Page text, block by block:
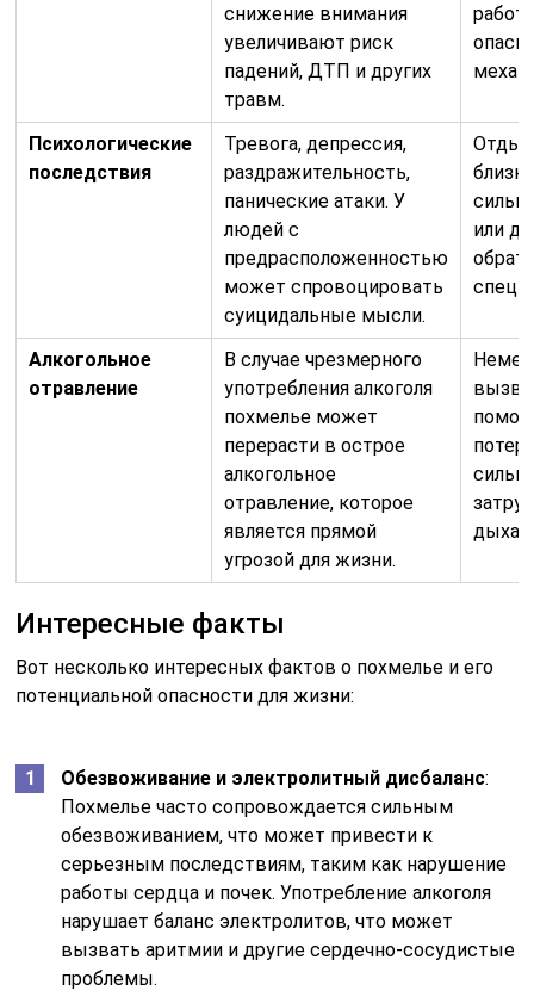
снижение внимания
увеличивают риск
падений, ДТП и других
травм.
Психологические
последствия
Тревога, депрессия,
раздражительность,
панические атаки. У
людей с
предрасположенностью
может спровоцировать
суицидальные мысли.
или
Алкогольное
отравление
В случае чрезмерного
употребления алкоголя
похмелье может
перерасти в острое
алкогольное
отравление, которое
является прямой
угрозой для жизни.
Интересные факты
Вот несколько интересных фактов о похмелье и его
потенциальной опасности для жизни:
Обезвоживание и электролитный дисбаланс:
Похмелье часто сопровождается сильным
обезвоживанием, что может привести к
серьезным последствиям, таким как нарушение
работы сердца и почек. Употребление алкоголя
нарушает баланс электролитов, что может
вызвать аритмии и другие сердечно-сосудистые
проблемы.